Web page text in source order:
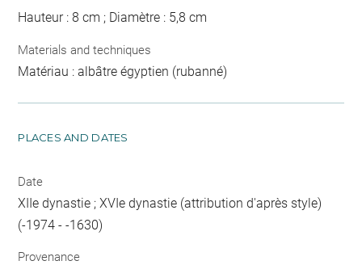
Hauteur : 8 cm ; Diamètre : 5,8 cm
Materials and techniques
Matériau : albâtre égyptien (rubanné)
PLACES AND DATES
Date
XIIe dynastie ; XVIe dynastie (attribution d'après style)
(-1974 - -1630)
Provenance